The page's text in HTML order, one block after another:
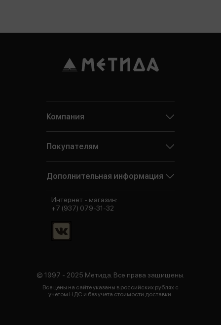
Компания
Покупателям
Дополнительная информация
© 1997 - 2025 Метида. Все права защищены.
Все цены на сайте указаны в российских рублях с
учетом НДС и без учета стоимости доставки.
Интернет - магазин:
+7 (937) 079-31-32